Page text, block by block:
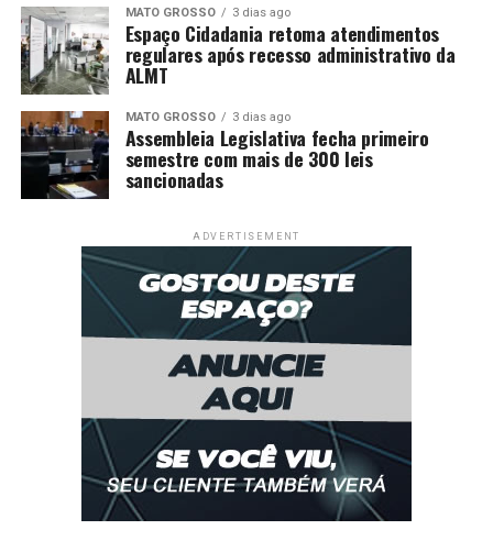
MATO GROSSO 3 dias ago
Espaço Cidadania retoma atendimentos
regulares após recesso administrativo da
ALMT
MATO GROSSO 3 dias ago
Assembleia Legislativa fecha primeiro
semestre com mais de 300 leis
sancionadas
ADVERTISEMENT